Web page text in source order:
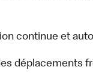
continue et